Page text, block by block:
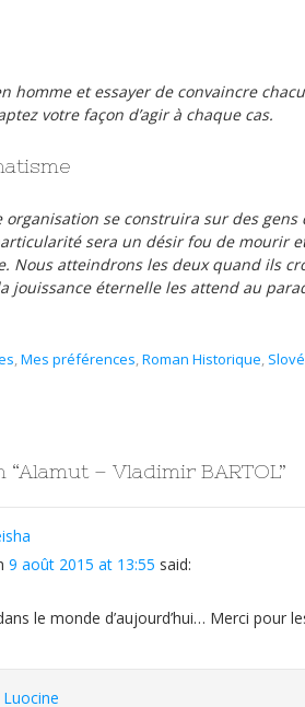
homme et essayer de convaincre
votre façon d’agir à chaque cas.
organisation se construira sur des gens
sera un désir fou de mourir
Nous atteindrons les deux quand ils
jouissance éternelle les attend au
,Mes préférences,Roman Historique,
“Alamut – Vladimir BARTOL”
9 août 2015 at 13:55 said:
le monde d’aujourd’hui… Merci pour
Luocine